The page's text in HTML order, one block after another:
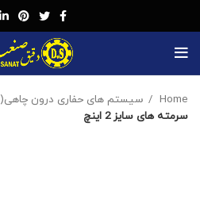
Home سیستم های حفاری درون چاهی(DTH)
سرمته های سایز 2 اینچ